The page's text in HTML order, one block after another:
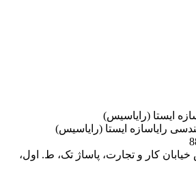
رایاسازه ایستا (رایاسیس)
خیابان کار و تجارت، پاساژ تک، ط. اول،